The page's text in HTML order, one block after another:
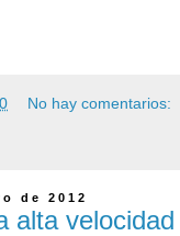
No hay comentarios:
de 2012
alta velocidad